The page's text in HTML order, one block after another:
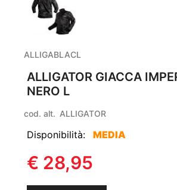
ALLIGABLACL
ALLIGATOR GIACCA
NERO L
cod. alt. ALLIGATOR
Disponibilità: MEDIA
€ 28,95